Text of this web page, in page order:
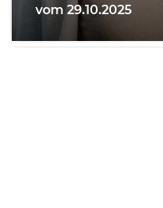
vom 29.10.2025